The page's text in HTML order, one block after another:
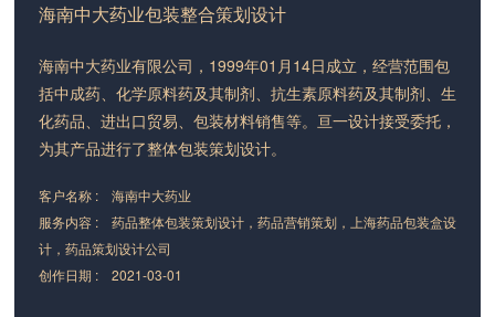
海南中大药业包装整合策划设计
海南中大药业有限公司，1999年01月14日成立，经营范围包
括中成药、化学原料药及其制剂、抗生素原料药及其制剂、生
化药品、进出口贸易、包装材料销售等。亘一设计接受委托，
为其产品进行了整体包装策划设计。
客户名称 : 海南中大药业
服务内容 : 药品整体包装策划设计，药品营销策划，上海药品包装盒设
计，药品策划设计公司
创作日期 : 2021-03-01